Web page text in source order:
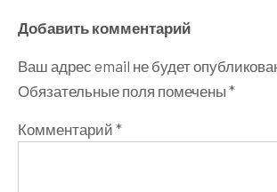
Добавить комментарий
Ваш адрес email не будет
Обязательные поля помечены *
Комментарий *